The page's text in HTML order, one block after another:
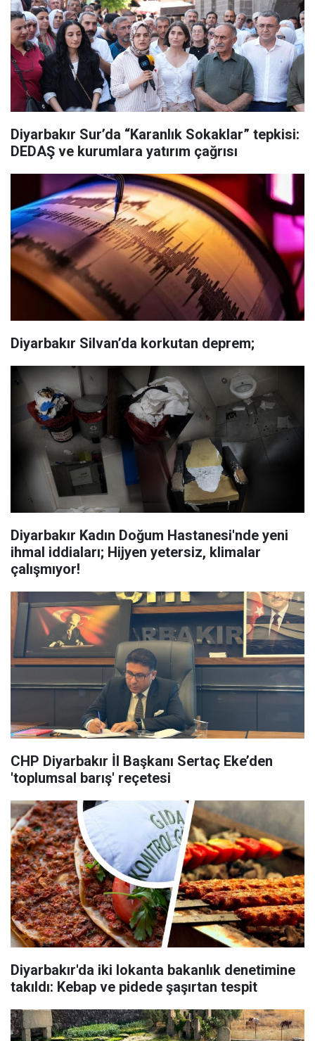
Diyarbakır Sur’da “Karanlık Sokaklar” tepkisi:
DEDAŞ ve kurumlara yatırım çağrısı
Diyarbakır Silvan’da korkutan deprem;
Diyarbakır Kadın Doğum Hastanesi'nde yeni
ihmal iddiaları; Hijyen yetersiz, klimalar
çalışmıyor!
CHP Diyarbakır İl Başkanı Sertaç Eke’den
'toplumsal barış' reçetesi
Diyarbakır'da iki lokanta bakanlık denetimine
takıldı: Kebap ve pidede şaşırtan tespit